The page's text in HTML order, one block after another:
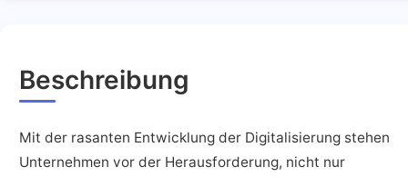
Beschreibung
Mit der rasanten Entwicklung der Digitalisierung stehen
Unternehmen vor der Herausforderung, nicht nur